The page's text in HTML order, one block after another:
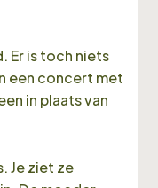
Er is toch niets
een concert met
in plaats van
Je ziet ze